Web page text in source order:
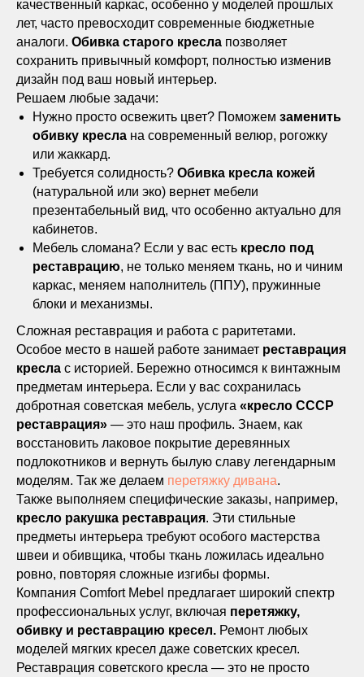
качественный каркас, особенно у моделей прошлых
лет, часто превосходит современные бюджетные
аналоги. Обивка старого кресла позволяет
сохранить привычный комфорт, полностью изменив
дизайн под ваш новый интерьер.
Решаем любые задачи:
Нужно просто освежить цвет? Поможем заменить
обивку кресла на современный велюр, рогожку
или жаккард.
Требуется солидность? Обивка кресла кожей
(натуральной или эко) вернет мебели
презентабельный вид, что особенно актуально для
кабинетов.
Мебель сломана? Если у вас есть кресло под
реставрацию, не только меняем ткань, но и чиним
каркас, меняем наполнитель (ППУ), пружинные
блоки и механизмы.
Сложная реставрация и работа с раритетами.
Особое место в нашей работе занимает реставрация
кресла с историей. Бережно относимся к винтажным
предметам интерьера. Если у вас сохранилась
добротная советская мебель, услуга «кресло СССР
реставрация» — это наш профиль. Знаем, как
восстановить лаковое покрытие деревянных
подлокотников и вернуть былую славу легендарным
моделям. Так же делаем перетяжку дивана.
Также выполняем специфические заказы, например,
кресло ракушка реставрация. Эти стильные
предметы интерьера требуют особого мастерства
швеи и обивщика, чтобы ткань ложилась идеально
ровно, повторяя сложные изгибы формы.
Компания Comfort Mebel предлагает широкий спектр
профессиональных услуг, включая перетяжку,
обивку и реставрацию кресел. Ремонт любых
моделей мягких кресел даже советских кресел.
Реставрация советского кресла — это не просто